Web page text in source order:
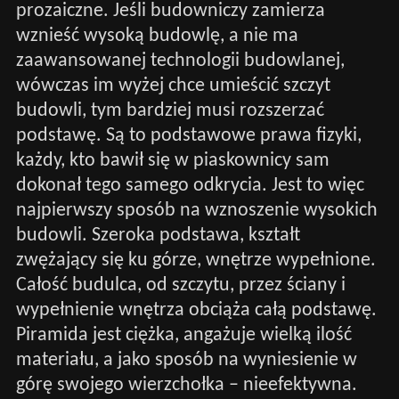
prozaiczne. Jeśli budowniczy zamierza
wznieść wysoką budowlę, a nie ma
zaawansowanej technologii budowlanej,
wówczas im wyżej chce umieścić szczyt
budowli, tym bardziej musi rozszerzać
podstawę. Są to podstawowe prawa fizyki,
każdy, kto bawił się w piaskownicy sam
dokonał tego samego odkrycia. Jest to więc
najpierwszy sposób na wznoszenie wysokich
budowli. Szeroka podstawa, kształt
zwężający się ku górze, wnętrze wypełnione.
Całość budulca, od szczytu, przez ściany i
wypełnienie wnętrza obciąża całą podstawę.
Piramida jest ciężka, angażuje wielką ilość
materiału, a jako sposób na wyniesienie w
górę swojego wierzchołka – nieefektywna.